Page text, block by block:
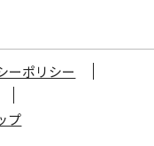
ーポリシー
プ